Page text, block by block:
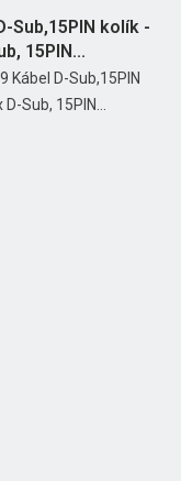
Sub,15PIN kolík -
15PIN...
Kábel D-Sub,15PIN
Sub, 15PIN...